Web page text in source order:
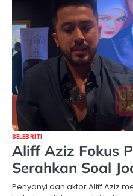
SELEBRITI
Aliff Aziz Fokus
Serahkan Soal
Penyanyi dan aktor Aliff Aziz